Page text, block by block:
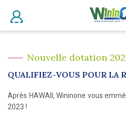
Nouvelle dotation
QUALIFIEZ-VOUS POUR LA
Après HAWAII, Wininone vous
2023 !